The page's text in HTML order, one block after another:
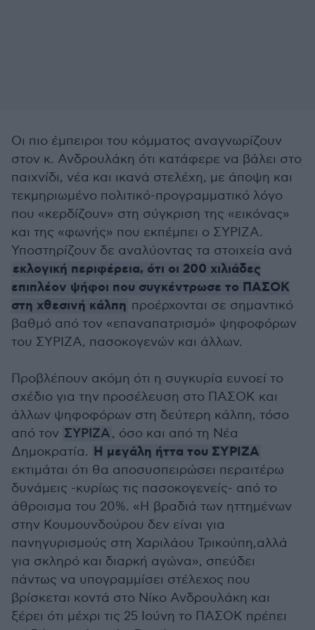
Οι πιο έμπειροι του κόμματος αναγνωρίζουν
στον κ. Ανδρουλάκη ότι κατάφερε να βάλει στο
παιχνίδι, νέα και ικανά στελέχη, με άποψη και
τεκμηριωμένο πολιτικό-προγραμματικό λόγο
που «κερδίζουν» στη σύγκριση της «εικόνας»
και της «φωνής» που εκπέμπει ο ΣΥΡΙΖΑ.
Υποστηρίζουν δε αναλύοντας τα στοιχεία ανά
εκλογική περιφέρεια, ότι οι 200 χιλιάδες
επιπλέον ψήφοι που συγκέντρωσε το ΠΑΣΟΚ
στη χθεσινή κάλπη προέρχονται σε σημαντικό
βαθμό από τον «επαναπατρισμό» ψηφοφόρων
του ΣΥΡΙΖΑ, πασοκογενών και άλλων.
Προβλέπουν ακόμη ότι η συγκυρία ευνοεί το
σχέδιο για την προσέλευση στο ΠΑΣΟΚ και
άλλων ψηφοφόρων στη δεύτερη κάλπη, τόσο
από τον ΣΥΡΙΖΑ, όσο και από τη Νέα
Δημοκρατία. Η μεγάλη ήττα του ΣΥΡΙΖΑ
εκτιμάται ότι θα αποσυσπειρώσει περαιτέρω
δυνάμεις -κυρίως τις πασοκογενείς- από το
άθροισμα του 20%. «Η βραδιά των ηττημένων
στην Κουμουνδούρου δεν είναι για
πανηγυρισμούς στη Χαριλάου Τρικούπη,αλλά
για σκληρό και διαρκή αγώνα», σπεύδει
πάντως να υπογραμμίσει στέλεχος που
βρίσκεται κοντά στο Νίκο Ανδρουλάκη και
ξέρει ότι μέχρι τις 25 Ιούνη το ΠΑΣΟΚ πρέπει